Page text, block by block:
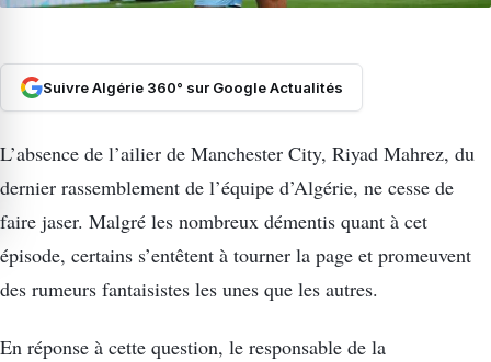
Suivre Algérie 360° sur Google Actualités
L’absence de l’ailier de Manchester City, Riyad Mahrez, du
dernier rassemblement de l’équipe d’Algérie, ne cesse de
faire jaser. Malgré les nombreux démentis quant à cet
épisode, certains s’entêtent à tourner la page et promeuvent
des rumeurs fantaisistes les unes que les autres.
En réponse à cette question, le responsable de la